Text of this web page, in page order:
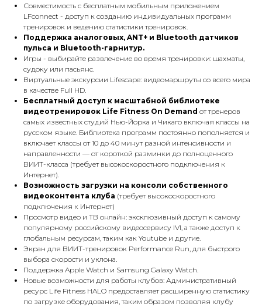
Совместимость с бесплатным мобильным приложением
LFconnect - доступ к созданию индивидуальных программ
тренировок и ведению статистики тренировок.
Поддержка аналоговых, ANT+ и Bluetooth датчиков
пульса и Bluetooth-гарнитур.
Игры - выбирайте развлечение во время тренировки: шахматы,
судоку или пасьянс.
Виртуальные экскурсии Lifescape: видеомаршруты со всего мира
в качестве Full HD.
Бесплатный доступ к масштабной библиотеке
видеотренировок Life Fitness On Demand от тренеров
самых известных студий Нью-Йорка и Чикаго включая классы на
русском языке. Библиотека программ постоянно пополняется и
включает классы от 10 до 40 минут разной интенсивности и
направленности — от короткой разминки до полноценного
ВИИТ-класса (требует высокоскоростного подключения к
Интернет).
Возможность загрузки на консоли собственного
видеоконтента клуба (требует высокоскоростного
подключения к Интернет)
Просмотр видео и ТВ онлайн: эксклюзивный доступ к самому
популярному российскому видеосервису IVI, а также доступ к
глобальным ресурсам, таким как Youtube и другие.
Экран для ВИИТ-тренировок Performance Run, для быстрого
выбора скорости и уклона.
Поддержка Apple Watch и Samsung Galaxy Watch.
Новые возможности для работы клубов: Административный
ресурс Life Fitness HALO предоставляет расширенную статистику
по загрузке оборудования, таким образом позволяя клубу